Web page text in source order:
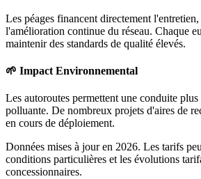
Les péages financent directement
l'amélioration continue du réseau. Chaque
maintenir des standards de qualité élevés.
🌱 Impact Environnemental
Les autoroutes permettent une conduite
polluante. De nombreux projets d'aires de
en cours de déploiement.
Données mises à jour en 2026. Les tarifs
conditions particulières et les évolutions
concessionnaires.